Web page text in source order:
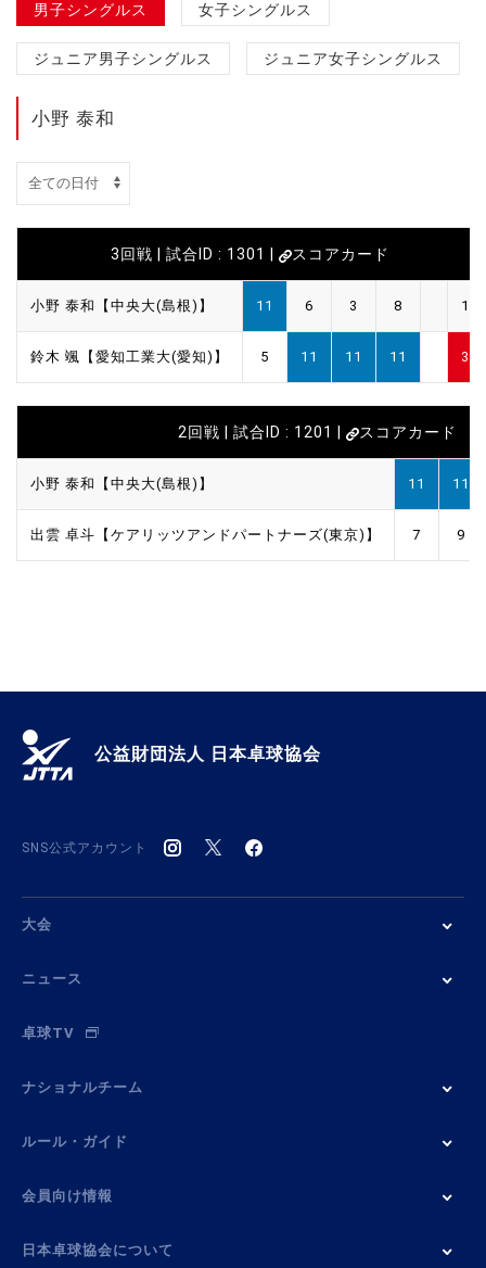
男子シングルス 女子シングルス
ジュニア男子シングルス ジュニア女子シングルス
小野 泰和
3回戦 | 試合ID : 1301 | スコアカード
小野 泰和【中央大(島根)】 11 6 3 8 1
鈴木 颯【愛知工業大(愛知)】 5 11 11 11 3
2回戦 | 試合ID : 1201 | スコアカード
小野 泰和【中央大(島根)】 11 11
出雲 卓斗【ケアリッツアンドパートナーズ(東京)】 7 9
公益財団法人 日本卓球協会
SNS公式アカウント
大会
ニュース
卓球TV
ナショナルチーム
ルール・ガイド
会員向け情報
日本卓球協会について